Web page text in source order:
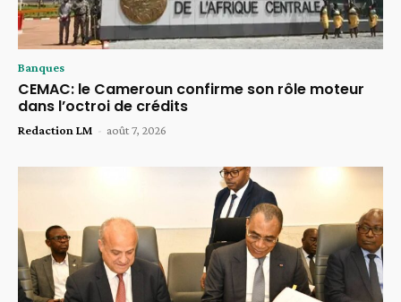
Banques
CEMAC: le Cameroun confirme son rôle moteur
dans l’octroi de crédits
Redaction LM - août 7, 2026